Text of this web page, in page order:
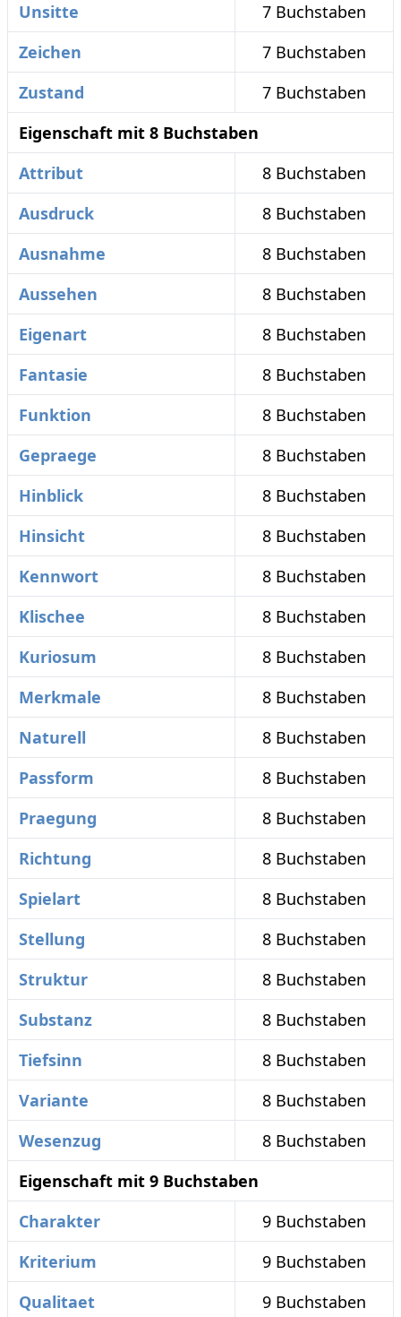
Unsitte
7 Buchstaben
Zeichen
7 Buchstaben
Zustand
7 Buchstaben
Eigenschaft mit 8 Buchstaben
Attribut
8 Buchstaben
Ausdruck
8 Buchstaben
Ausnahme
8 Buchstaben
Aussehen
8 Buchstaben
Eigenart
8 Buchstaben
Fantasie
8 Buchstaben
Funktion
8 Buchstaben
Gepraege
8 Buchstaben
Hinblick
8 Buchstaben
Hinsicht
8 Buchstaben
Kennwort
8 Buchstaben
Klischee
8 Buchstaben
Kuriosum
8 Buchstaben
Merkmale
8 Buchstaben
Naturell
8 Buchstaben
Passform
8 Buchstaben
Praegung
8 Buchstaben
Richtung
8 Buchstaben
Spielart
8 Buchstaben
Stellung
8 Buchstaben
Struktur
8 Buchstaben
Substanz
8 Buchstaben
Tiefsinn
8 Buchstaben
Variante
8 Buchstaben
Wesenzug
8 Buchstaben
Eigenschaft mit 9 Buchstaben
Charakter
9 Buchstaben
Kriterium
9 Buchstaben
Qualitaet
9 Buchstaben